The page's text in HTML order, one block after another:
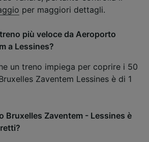
per maggiori dettagli.
più veloce da Aeroporto
a Lessines?
un treno impiega per coprire i 50
Zaventem Lessines è di 1
Bruxelles Zaventem - Lessines è